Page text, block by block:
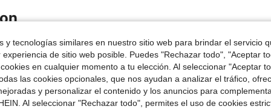
13-16 Years 13-16 Years
y tecnologías similares en nuestro sitio web para brindar el servicio
de sitio web posible. Puedes "Rechazar todo", "Aceptar
en cualquier momento a tu elección. Al seleccionar "Aceptar
las cookies opcionales, que nos ayudan a analizar el tráfico,
y personalizar el contenido y los anuncios para
Al seleccionar "Rechazar todo", permites el uso de cookies